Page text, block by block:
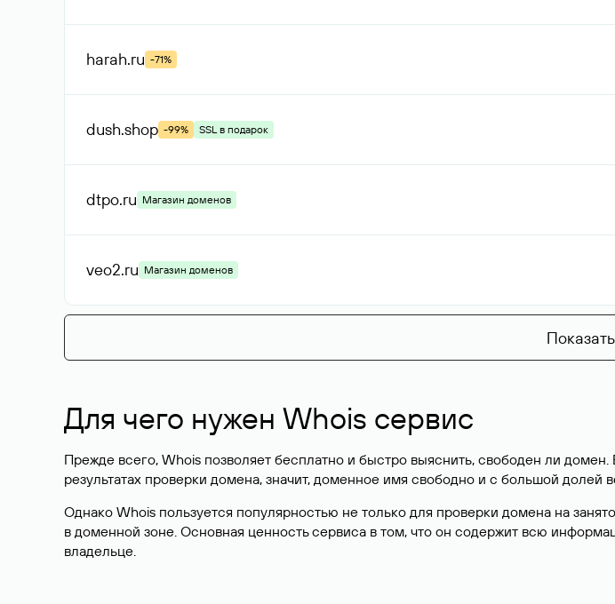
harah.ru -71%
dush.shop -99% SSL в подарок
dtpo.ru Магазин доменов
veo2.ru Магазин доменов
Для чего нужен Whois сервис
Прежде всего, Whois позволяет бесплатно и быстро выяснить, свободен ли
результатах проверки домена, значит, доменное имя свободно и с большой долей
Однако Whois пользуется популярностью не только для проверки домена на
в доменной зоне. Основная ценность сервиса в том, что он содержит всю
владельце.